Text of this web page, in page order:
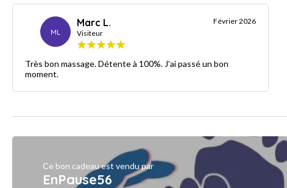
ML
Marc L.
Visiteur
Février 2026
Très bon massage. Détente à 100%. J'ai passé un bon
moment.
Ce bon cadeau est vendu par
EnPause56